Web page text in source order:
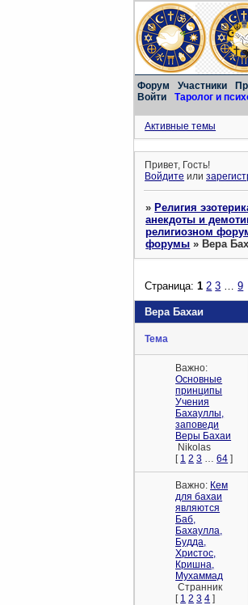
Форум Участники
Войти
Таролог и
Активные темы
Привет, Гость!
Войдите или
»Религия
анекдоты и
религиозном
форумы »Вера
Вера Бахаи
Страница:1 2 3 9
Тема
Важно:
Основные
принципы
Учения
Бахауллы,
заповеди
Веры Бахаи
Nikolas
[ 1 2 3 64 ]
Важно: Кем
для бахаи
являются
Баб,
Бахаулла,
Будда,
Христос,
Кришна,
Мухаммад
Cтранник
[ 1 2 3 4 ]